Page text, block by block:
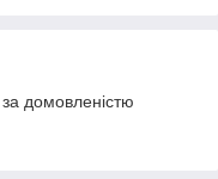
домовленістю